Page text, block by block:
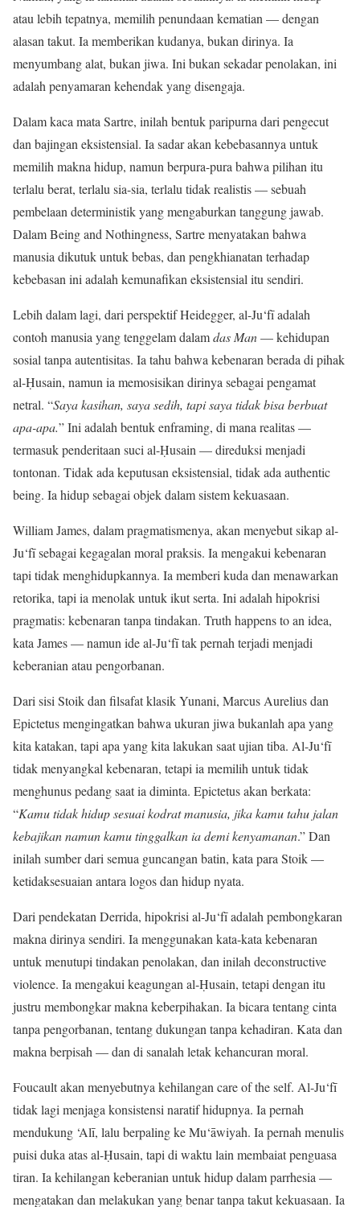
atau lebih tepatnya, memilih penundaan kematian — dengan
alasan takut. Ia memberikan kudanya, bukan dirinya. Ia
menyumbang alat, bukan jiwa. Ini bukan sekadar penolakan, ini
adalah penyamaran kehendak yang disengaja.
Dalam kaca mata Sartre, inilah bentuk paripurna dari pengecut
dan bajingan eksistensial. Ia sadar akan kebebasannya untuk
memilih makna hidup, namun berpura-pura bahwa pilihan itu
terlalu berat, terlalu sia-sia, terlalu tidak realistis — sebuah
pembelaan deterministik yang mengaburkan tanggung jawab.
Dalam Being and Nothingness, Sartre menyatakan bahwa
manusia dikutuk untuk bebas, dan pengkhianatan terhadap
kebebasan ini adalah kemunafikan eksistensial itu sendiri.
Lebih dalam lagi, dari perspektif Heidegger, al-Ju‘fī adalah
contoh manusia yang tenggelam dalamdas Man— kehidupan
sosial tanpa autentisitas. Ia tahu bahwa kebenaran berada di pihak
al-Ḥusain, namun ia memosisikan dirinya sebagai pengamat
netral. “Saya kasihan, saya sedih, tapi saya tidak bisa berbuat
apa-apa.” Ini adalah bentuk enframing, di mana realitas —
termasuk penderitaan suci al-Ḥusain — direduksi menjadi
tontonan. Tidak ada keputusan eksistensial, tidak ada authentic
being. Ia hidup sebagai objek dalam sistem kekuasaan.
William James, dalam pragmatismenya, akan menyebut sikap al-
Ju‘fī sebagai kegagalan moral praksis. Ia mengakui kebenaran
tapi tidak menghidupkannya. Ia memberi kuda dan menawarkan
retorika, tapi ia menolak untuk ikut serta. Ini adalah hipokrisi
pragmatis: kebenaran tanpa tindakan. Truth happens to an idea,
kata James — namun ide al-Ju‘fī tak pernah terjadi menjadi
keberanian atau pengorbanan.
Dari sisi Stoik dan filsafat klasik Yunani, Marcus Aurelius dan
Epictetus mengingatkan bahwa ukuran jiwa bukanlah apa yang
kita katakan, tapi apa yang kita lakukan saat ujian tiba. Al-Ju‘fī
tidak menyangkal kebenaran, tetapi ia memilih untuk tidak
menghunus pedang saat ia diminta. Epictetus akan berkata:
“Kamu tidak hidup sesuai kodrat manusia, jika kamu tahu jalan
kebajikan namun kamu tinggalkan ia demi kenyamanan.” Dan
inilah sumber dari semua guncangan batin, kata para Stoik —
ketidaksesuaian antara logos dan hidup nyata.
Dari pendekatan Derrida, hipokrisi al-Ju‘fī adalah pembongkaran
makna dirinya sendiri. Ia menggunakan kata-kata kebenaran
untuk menutupi tindakan penolakan, dan inilah deconstructive
violence. Ia mengakui keagungan al-Ḥusain, tetapi dengan itu
justru membongkar makna keberpihakan. Ia bicara tentang cinta
tanpa pengorbanan, tentang dukungan tanpa kehadiran. Kata dan
makna berpisah — dan di sanalah letak kehancuran moral.
Foucault akan menyebutnya kehilangan care of the self. Al-Ju‘fī
tidak lagi menjaga konsistensi naratif hidupnya. Ia pernah
mendukung ‘Alī, lalu berpaling ke Mu‘āwiyah. Ia pernah menulis
puisi duka atas al-Ḥusain, tapi di waktu lain membaiat penguasa
tiran. Ia kehilangan keberanian untuk hidup dalam parrhesia —
mengatakan dan melakukan yang benar tanpa takut kekuasaan. Ia